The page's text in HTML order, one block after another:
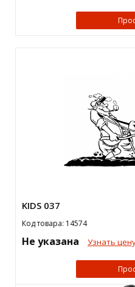
KIDS 037
Код товара: 14574
Не указана Узнать